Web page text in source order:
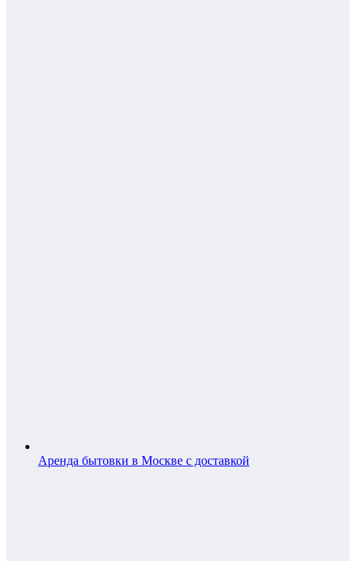
Аренда бытовки в Москве с доставкой